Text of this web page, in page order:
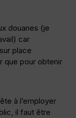
douanes (je
car
place
que pour obtenir
à l’employer
il faut être